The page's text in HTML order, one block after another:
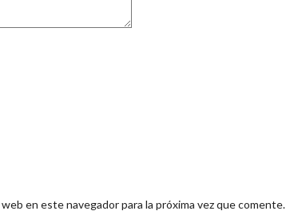
en este navegador para la próxima vez que comente.